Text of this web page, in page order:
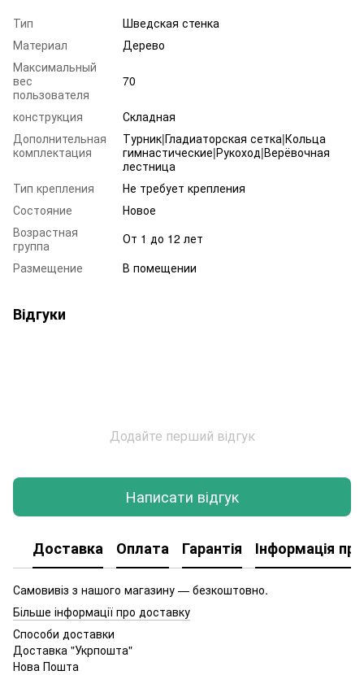
Тип
Шведская стенка
Материал
Дерево
Максимальный
вес
пользователя
70
конструкция
Складная
Дополнительная
комплектация
Турник|Гладиаторская сетка|Кольца
гимнастические|Рукоход|Верёвочная
лестница
Тип крепления
Не требует крепления
Состояние
Новое
Возрастная
группа
От 1 до 12 лет
Размещение
В помещении
Відгуки
Додайте перший відгук
Написати відгук
Доставка Оплата Гарантія Інформація
Самовивіз з нашого магазину — безкоштовно.
Більше інформації про доставку
Способи доставки
Доставка "Укрпошта"
Нова Пошта